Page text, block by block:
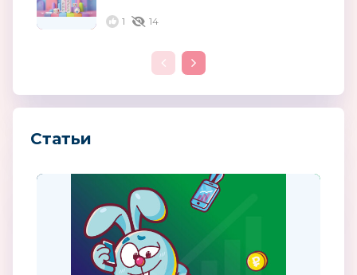
1 14
Статьи